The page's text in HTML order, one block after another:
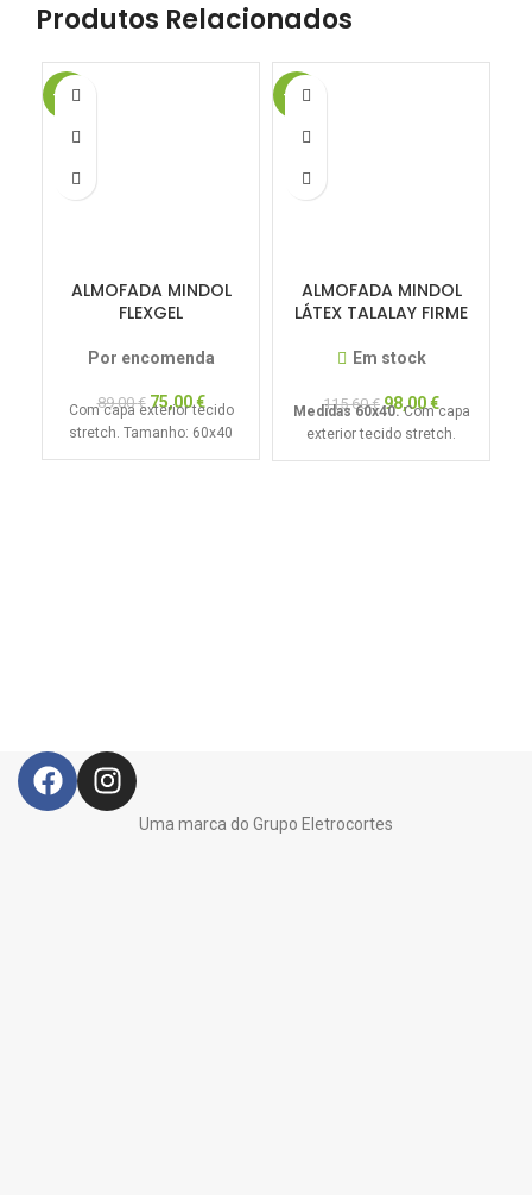
Produtos Relacionados
-16%
ALMOFADA MINDOL
FLEXGEL
Por encomenda
89,00€ 75,00€
Com capa exterior tecido
stretch. Tamanho: 60x40
-15%
ALMOFADA MINDOL
LÁTEX TALALAY FIRME
Em stock
115,60€ 98,00€
Medidas 60x40.Com capa
exterior tecido stretch.
Uma marca do Grupo Eletrocortes